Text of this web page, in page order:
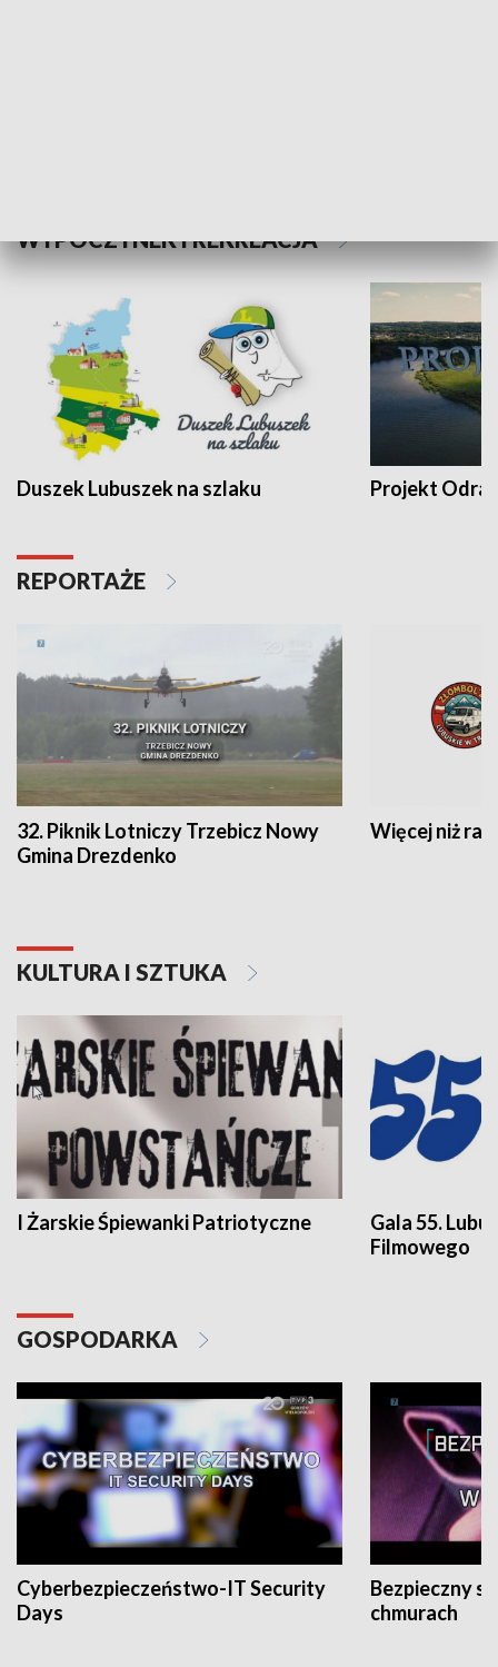
WYPOCZYNEK I REKREACJA
Duszek Lubuszek na szlaku Projekt Odra
REPORTAŻE
32. Piknik Lotniczy Trzebicz Nowy
Gmina Drezdenko
Więcej niż rajd
KULTURA I SZTUKA
I Żarskie Śpiewanki Patriotyczne
Gala 55.
Filmowego
GOSPODARKA
Cyberbezpieczeństwo-IT Security
Days
Bezpieczny
chmurach